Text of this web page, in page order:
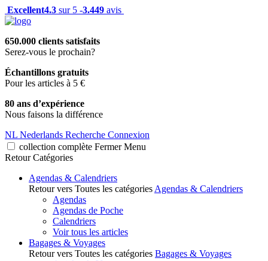
Excellent4.3 sur 5 -3.449 avis
650.000 clients satisfaits
Serez-vous le prochain?
Échantillons gratuits
Pour les articles à 5 €
80 ans d’expérience
Nous faisons la différence
NL Nederlands Recherche Connexion
collection complète Fermer Menu
Retour Catégories
Agendas & Calendriers
Retour vers Toutes les catégories Agendas & Calendriers
Agendas
Agendas de Poche
Calendriers
Voir tous les articles
Bagages & Voyages
Retour vers Toutes les catégories Bagages & Voyages